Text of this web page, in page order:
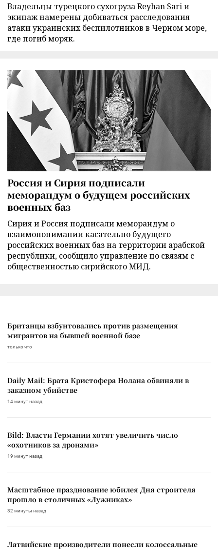
Владельцы турецкого сухогруза Reyhan Sari и
экипаж намерены добиваться расследования
атаки украинских беспилотников в Черном море,
где погиб моряк.
Россия и Сирия подписали
меморандум о будущем российских
военных баз
Сирия и Россия подписали меморандум о
взаимопонимании касательно будущего
российских военных баз на территории арабской
республики, сообщило управление по связям с
общественностью сирийского МИД.
Британцы взбунтовались против размещения
мигрантов на бывшей военной базе
только что
Daily Mail: Брата Кристофера Нолана обвиняли в
заказном убийстве
14 минут назад
Bild: Власти Германии хотят увеличить число
«охотников за дронами»
19 минут назад
Масштабное празднование юбилея Дня строителя
прошло в столичных «Лужниках»
32 минуты назад
Латвийские производители понесли колоссальные